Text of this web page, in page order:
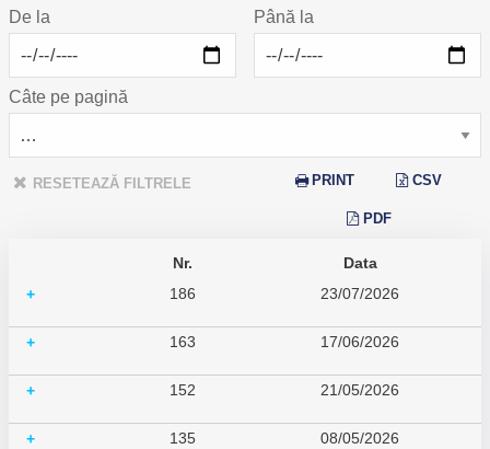
De la Până la
Câte pe pagină
RESETEAZĂ FILTRELE PRINT CSV
PDF
Nr.
Data
+
186 23/07/2026
+ 163 17/06/2026
+ 152 21/05/2026
+ 135 08/05/2026